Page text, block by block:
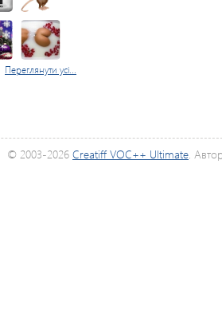
Переглянути усі...
© 2003-2026 Creatiff VOC++ Ultimate.